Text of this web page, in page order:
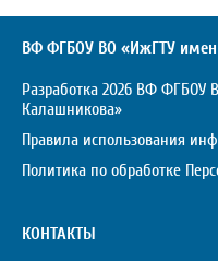
ВФ ФГБОУ ВО «ИжГТУ
Разработка 2026 ВФ ФГБОУ
Калашникова»
Правила использования
Политика по обработке
КОНТАКТЫ